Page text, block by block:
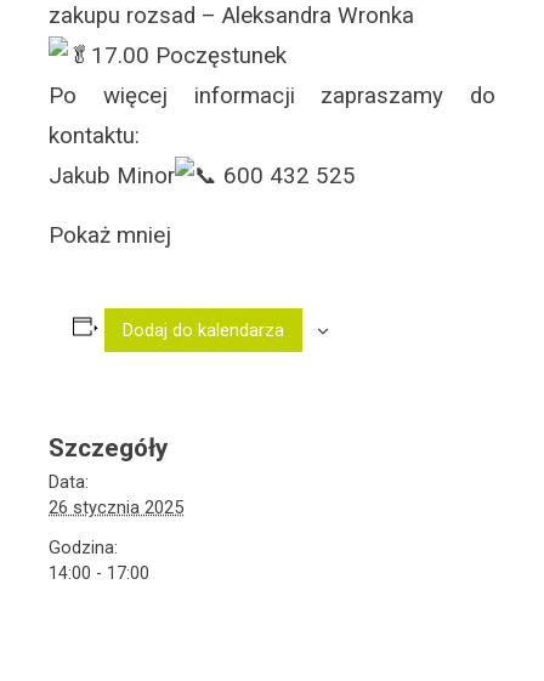
zakupu rozsad – Aleksandra Wronka
17.00 Poczęstunek
Po więcej informacji zapraszamy do
kontaktu:
Jakub Minor
600 432 525
Pokaż mniej
Dodaj do kalendarza
Szczegóły
Data:
26 stycznia 2025
Godzina:
14:00 - 17:00